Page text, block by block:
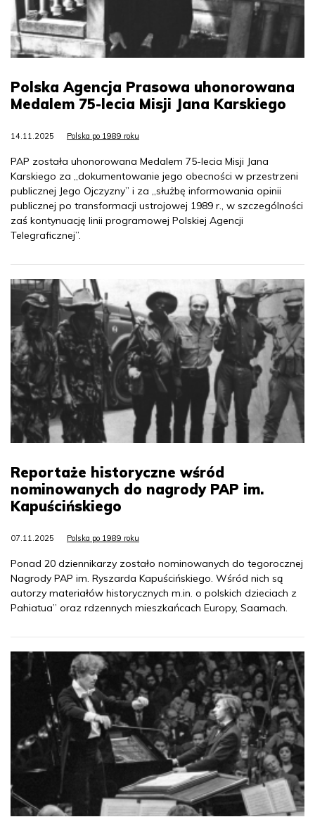
Polska Agencja Prasowa uhonorowana
Medalem 75-lecia Misji Jana Karskiego
14.11.2025 Polska po 1989 roku
PAP została uhonorowana Medalem 75-lecia Misji Jana
Karskiego za „dokumentowanie jego obecności w przestrzeni
publicznej Jego Ojczyzny” i za „służbę informowania opinii
publicznej po transformacji ustrojowej 1989 r., w szczególności
zaś kontynuację linii programowej Polskiej Agencji
Telegraficznej”.
Reportaże historyczne wśród
nominowanych do nagrody PAP im.
Kapuścińskiego
07.11.2025 Polska po 1989 roku
Ponad 20 dziennikarzy zostało nominowanych do tegorocznej
Nagrody PAP im. Ryszarda Kapuścińskiego. Wśród nich są
autorzy materiałów historycznych m.in. o polskich dzieciach z
Pahiatua” oraz rdzennych mieszkańcach Europy, Saamach.